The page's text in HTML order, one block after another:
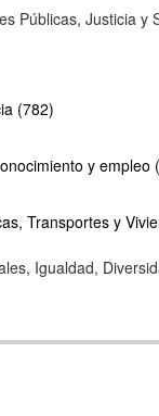
Públicas, Justicia y
(782)
y empleo
Transportes y
Igualdad,